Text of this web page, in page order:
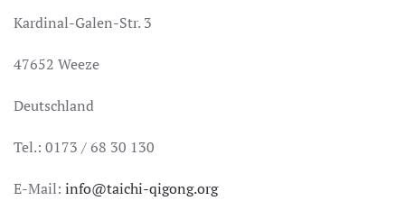
Kardinal-Galen-Str. 3
47652 Weeze
Deutschland
Tel.: 0173 / 68 30 130
E-Mail: info@taichi-qigong.org